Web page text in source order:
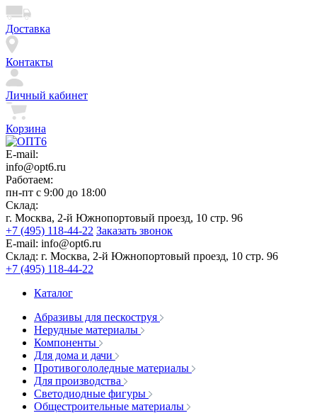
Доставка
Контакты
Личный кабинет
Корзина
E-mail:
info@opt6.ru
Работаем:
пн-пт с 9:00 до 18:00
Склад:
г. Москва, 2-й Южнопортовый проезд, 10 стр. 96
+7 (495) 118-44-22 Заказать звонок
E-mail: info@opt6.ru
Склад: г. Москва, 2-й Южнопортовый проезд, 10 стр. 96
+7 (495) 118-44-22
Каталог
Абразивы для пескоструя
Нерудные материалы
Компоненты
Для дома и дачи
Противогололедные материалы
Для производства
Светодиодные фигуры
Общестроительные материалы